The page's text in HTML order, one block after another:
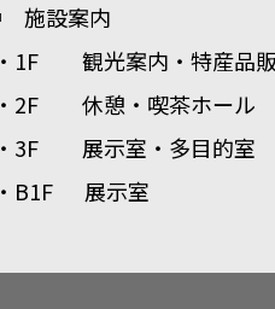
施設案内
・1F
観光案内・特産品
・2F
休憩・喫茶ホール
・3F
展示室・多目的室
・B1F
展示室